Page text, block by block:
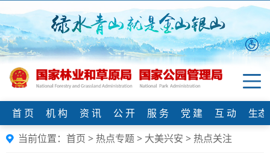
首 页 机 构 资 讯 公 开 服 务 党 建 互 动
生
当前位置： 首页 > 热点专题> 大美兴安 > 热点关注